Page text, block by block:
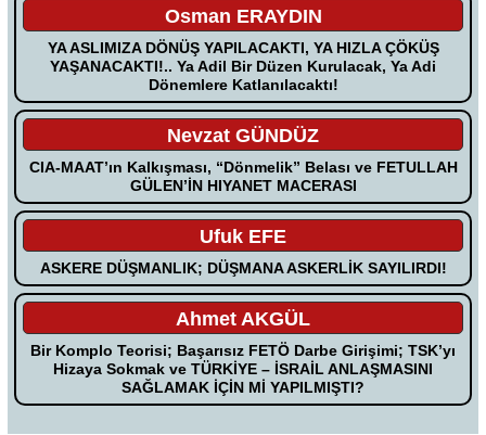
Osman ERAYDIN
YA ASLIMIZA DÖNÜŞ YAPILACAKTI, YA HIZLA ÇÖKÜŞ
YAŞANACAKTI!.. Ya Adil Bir Düzen Kurulacak, Ya Adi
Dönemlere Katlanılacaktı!
Nevzat GÜNDÜZ
CIA-MAAT’ın Kalkışması, “Dönmelik” Belası ve FETULLAH
GÜLEN’İN HIYANET MACERASI
Ufuk EFE
ASKERE DÜŞMANLIK; DÜŞMANA ASKERLİK SAYILIRDI!
Ahmet AKGÜL
Bir Komplo Teorisi; Başarısız FETÖ Darbe Girişimi; TSK’yı
Hizaya Sokmak ve TÜRKİYE – İSRAİL ANLAŞMASINI
SAĞLAMAK İÇİN Mİ YAPILMIŞTI?